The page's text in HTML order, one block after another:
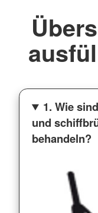
1. Wie
und
behandeln?